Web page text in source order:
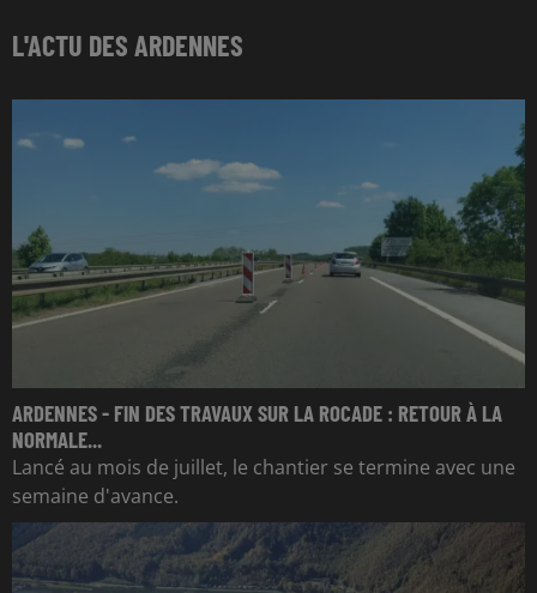
L'ACTU DES ARDENNES
ARDENNES - FIN DES TRAVAUX SUR LA ROCADE : RETOUR À LA
NORMALE...
Lancé au mois de juillet, le chantier se termine avec une
semaine d'avance.